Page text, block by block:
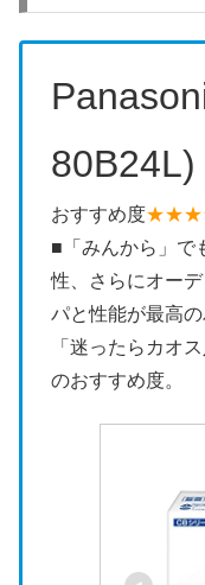
80B24L)
おすすめ度
■「みんから」で
性、さらにオー
パと性能が最高
「迷ったらカオ
のおすすめ度。